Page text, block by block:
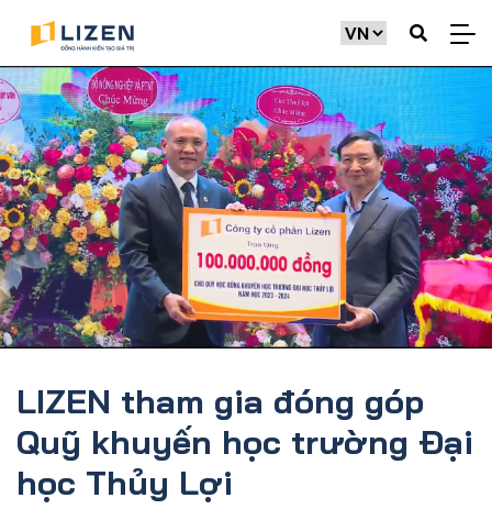
LIZEN tham gia đóng góp
Quỹ khuyến học trường Đại
học Thủy Lợi